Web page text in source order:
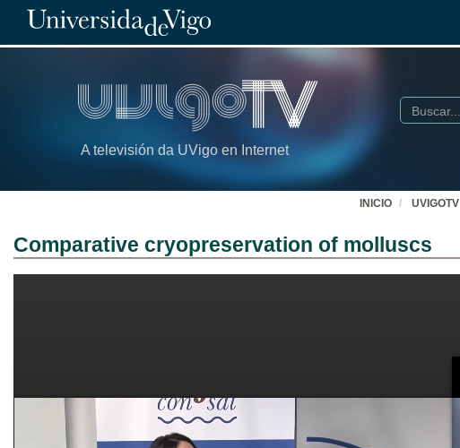
A televisión da UVigo en Internet
Buscar
INICIO UVIGOTV
Comparative cryopreservation of molluscs